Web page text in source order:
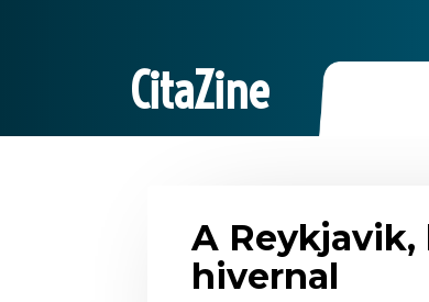
CitaZine
A
hivernal